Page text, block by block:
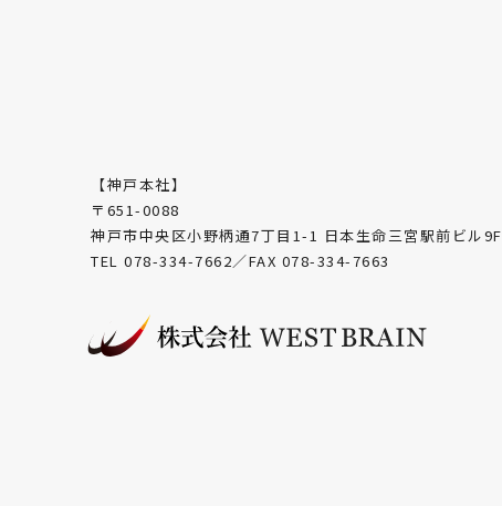
【神戸本社】
〒651-0088
神戸市中央区小野柄通7丁目1-1 日本生命三宮駅前ビル9F
TEL 078-334-7662／FAX 078-334-7663